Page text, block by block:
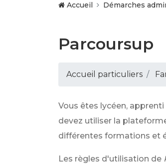
Accueil Démarches
Parcoursup
Accueil particuliers
Vous êtes lycéen,
devez utiliser la
différentes formations et
Les règles d'utilisation de